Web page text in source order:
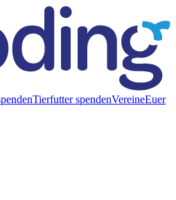
Tierfutter spendenVereineEuer